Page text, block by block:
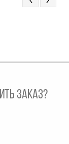
ЗАКАЗ?